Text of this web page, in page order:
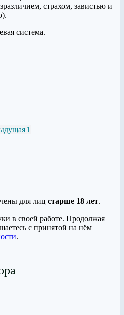
страхом, завистью и
система.
1
для лиц старше 18 лет.
в своей работе. Продолжая
с принятой на нём
.